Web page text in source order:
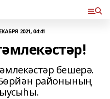
2021, 04:41
бешерә.
районының